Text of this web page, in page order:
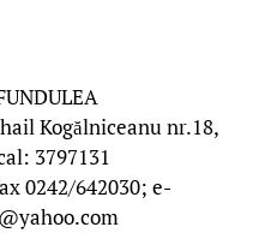
Kogălniceanu nr.18,
3797131
0242/642030; e-